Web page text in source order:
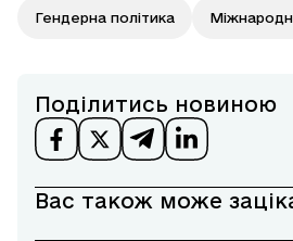
Гендерна політика
Поділитись новиною
Вас також може